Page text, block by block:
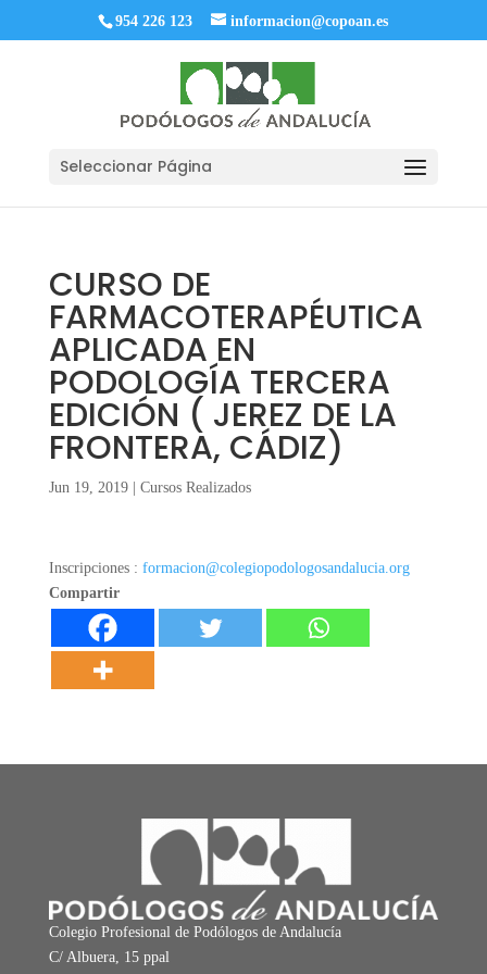
954 226 123 informacion@copoan.es
Seleccionar Página
CURSO DE
FARMACOTERAPÉUTICA
APLICADA EN
PODOLOGÍA TERCERA
EDICIÓN ( JEREZ DE LA
FRONTERA, CÁDIZ)
Jun 19, 2019| Cursos Realizados
Inscripciones : formacion@colegiopodologosandalucia.org
Compartir
Colegio Profesional de Podólogos de Andalucía
C/ Albuera, 15 ppal